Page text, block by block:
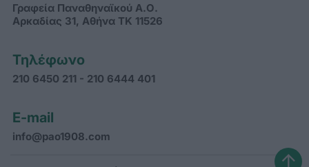
Γραφεία Παναθηναϊκού Α.Ο.
Αρκαδίας 31, Αθήνα ΤΚ 11526
Τηλέφωνο
210 6450 211 - 210 6444 401
E-mail
info@pao1908.com
↑